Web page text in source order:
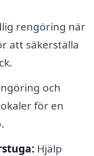
rengöring när
att säkerställa
och
för en
Hjälp